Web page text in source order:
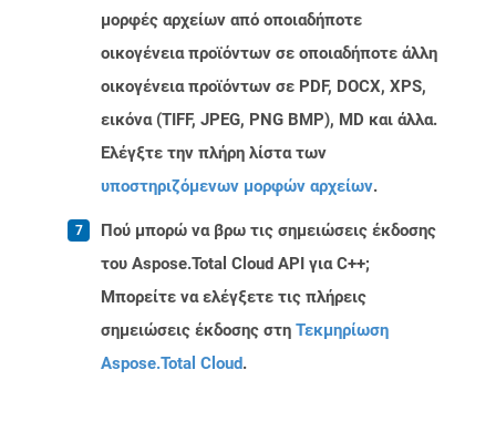
μορφές αρχείων από οποιαδήποτε
οικογένεια προϊόντων σε οποιαδήποτε άλλη
οικογένεια προϊόντων σε PDF, DOCX, XPS,
εικόνα (TIFF, JPEG, PNG BMP), MD και άλλα.
Ελέγξτε την πλήρη λίστα των
υποστηριζόμενων μορφών αρχείων.
Πού μπορώ να βρω τις σημειώσεις έκδοσης
του Aspose.Total Cloud API για C++;
Μπορείτε να ελέγξετε τις πλήρεις
σημειώσεις έκδοσης στη Τεκμηρίωση
Aspose.Total Cloud.